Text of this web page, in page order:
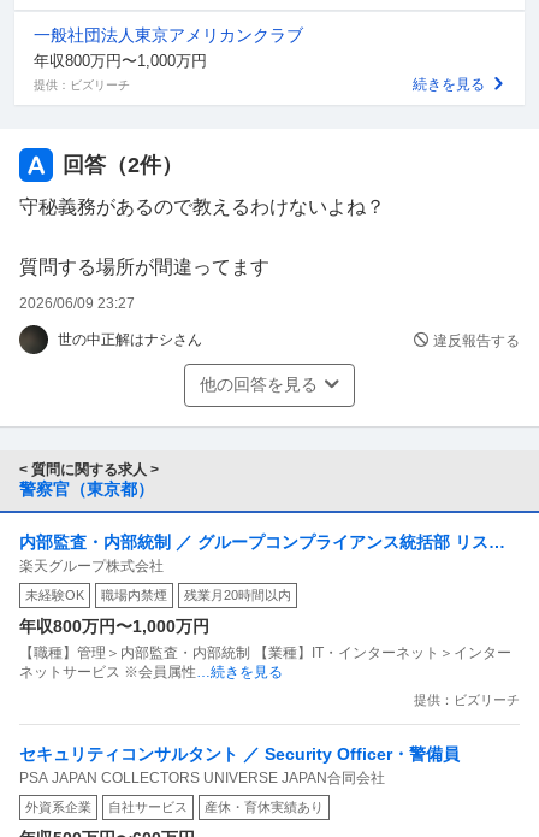
た「どしたん話聞こか？」なわけで。
第一、その人は相応の覚悟があって崖っぷちに立っている
わけです。そんな人の興味を引くように、思い留まらせる
い。それが出来なかったペナルティは「目の前で命が消え
る」。
そんな時に何を話せばいいかなんて、素人目には考えもつ
かないし、きっと誰でもできるようなことではないと思い
ます。
こういった際の対応ってどんなものが挙げられるのでしょ
うか？それこそ、警察学校で習ったりするから、案外誰で
もできちゃうレベルなのでしょうか？
それとも、そういった説得のスペシャリストみたいな人が
選ばれたりするのか、どっちなのかなと気になって質問し
一般社団法人東京アメリカンクラブ
年収800万円〜1,000万円
提供：ビズリーチ 続きを見る
回答（2件）
守秘義務があるので教えるわけないよね？
質問する場所が間違ってます
2026/06/09 23:27
世の中正解はナシさん 違反報告する
他の回答を見る
< 質問に関する求人 >
警察官（東京都）
内部監査・内部統制 ／ グループコンプライアンス統括部 リスク
管理部 照会管理課：照会担当（RMD）
楽天グループ株式会社
未経験OK 職場内禁煙 残業月20時間以内
年収800万円〜1,000万円
【職種】管理＞内部監査・内部統制 【業種】IT・インターネット＞インター
ネットサービス ※会員属性…続きを見る
提供：ビズリーチ
セキュリティコンサルタント ／ Security Officer・警備員
PSA JAPAN COLLECTORS UNIVERSE JAPAN合同会社
外資系企業 自社サービス 産休・育休実績あり